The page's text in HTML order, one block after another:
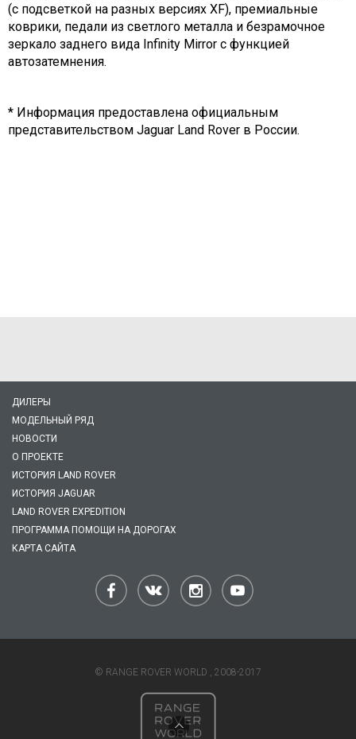
(с подсветкой на разных версиях XF), премиальные
коврики, педали из светлого металла и безрамочное
зеркало заднего вида Infinity Mirror с функцией
автозатемнения.
* Информация предоставлена официальным
представительством Jaguar Land Rover в России.
ДИЛЕРЫ
МОДЕЛЬНЫЙ РЯД
НОВОСТИ
О ПРОЕКТЕ
ИСТОРИЯ LAND ROVER
ИСТОРИЯ JAGUAR
LAND ROVER EXPEDITION
ПРОГРАММА ПОМОЩИ НА ДОРОГАХ
КАРТА САЙТА
© RANGE ROVER WORLD , 2008-2017